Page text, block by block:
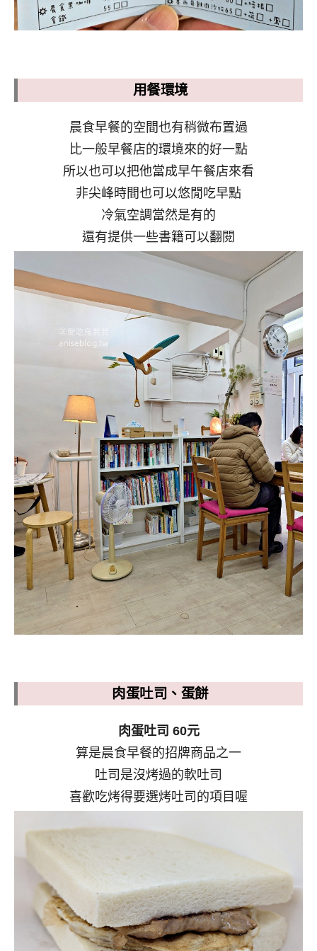
用餐環境
晨食早餐的空間也有稍微布置過
比一般早餐店的環境來的好一點
所以也可以把他當成早午餐店來看
非尖峰時間也可以悠閒吃早點
冷氣空調當然是有的
還有提供一些書籍可以翻閱
肉蛋吐司、蛋餅
肉蛋吐司 60元
算是晨食早餐的招牌商品之一
吐司是沒烤過的軟吐司
喜歡吃烤得要選烤吐司的項目喔